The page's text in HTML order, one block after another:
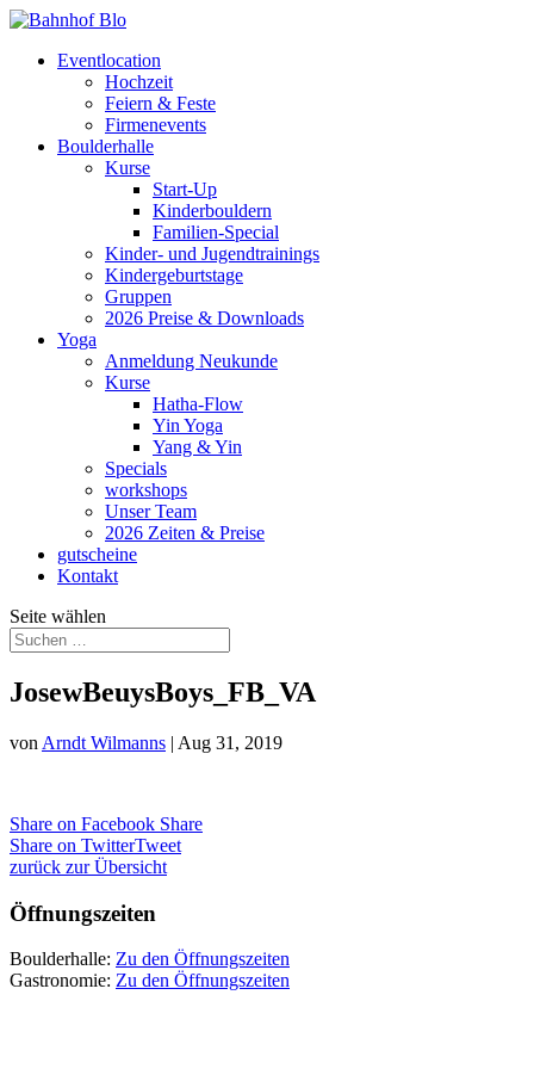
Eventlocation
Hochzeit
Feiern & Feste
Firmenevents
Boulderhalle
Kurse
Start-Up
Kinderbouldern
Familien-Special
Kinder- und Jugendtrainings
Kindergeburtstage
Gruppen
2026 Preise & Downloads
Yoga
Anmeldung Neukunde
Kurse
Hatha-Flow
Yin Yoga
Yang & Yin
Specials
workshops
Unser Team
2026 Zeiten & Preise
gutscheine
Kontakt
Seite wählen
JosewBeuysBoys_FB_VA
von Arndt Wilmanns | Aug 31, 2019
Share on Facebook Share
Share on TwitterTweet
zurück zur Übersicht
Öffnungszeiten
Boulderhalle: Zu den Öffnungszeiten
Gastronomie: Zu den Öffnungszeiten